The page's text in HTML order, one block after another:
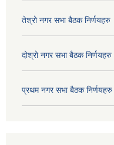
तेश्रो नगर सभा बैठक निर्णयहरु
दोश्रो नगर सभा बैठक निर्णयहरु
प्रथम नगर सभा बैठक निर्णयहरु